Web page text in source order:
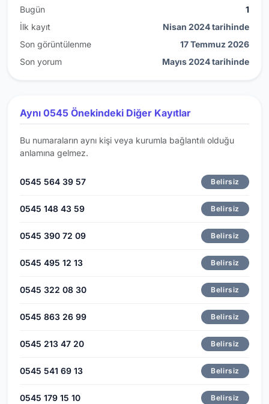
Bugün
1
İlk kayıt
Nisan 2024 tarihinde
Son görüntülenme
17 Temmuz 2026
Son yorum
Mayıs 2024 tarihinde
Aynı 0545 Önekindeki Diğer Kayıtlar
Bu numaraların aynı kişi veya kurumla bağlantılı olduğu
anlamına gelmez.
0545 564 39 57 Belirsiz
0545 148 43 59 Belirsiz
0545 390 72 09 Belirsiz
0545 495 12 13 Belirsiz
0545 322 08 30 Belirsiz
0545 863 26 99 Belirsiz
0545 213 47 20 Belirsiz
0545 541 69 13 Belirsiz
0545 179 15 10 Belirsiz